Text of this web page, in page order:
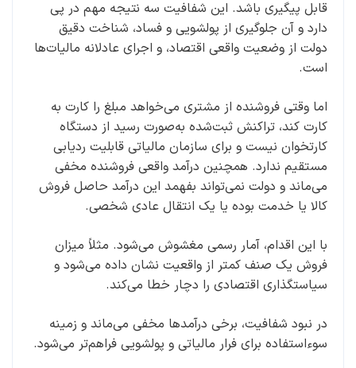
قابل پیگیری باشد. این شفافیت سه نتیجه مهم در پی
دارد و آن جلوگیری از پولشویی و فساد، شناخت دقیق
دولت از وضعیت واقعی اقتصاد، و اجرای عادلانه مالیات‌ها
است.
اما وقتی فروشنده از مشتری می‌خواهد مبلغ را کارت به
کارت کند، تراکنش ثبت‌شده به‌صورت رسید از دستگاه
کارتخوان نیست و برای سازمان مالیاتی قابلیت ردیابی
مستقیم ندارد. همچنین درآمد واقعی فروشنده مخفی
می‌ماند و دولت نمی‌تواند بفهمد این درآمد حاصل فروش
کالا یا خدمت بوده یا یک انتقال عادی شخصی.
با این اقدام، آمار رسمی مغشوش می‌شود. مثلاً میزان
فروش یک صنف کمتر از واقعیت نشان داده می‌شود و
سیاستگذاری اقتصادی را دچار خطا می‌کند.
در نبود شفافیت، برخی درآمدها مخفی می‌ماند و زمینه
سوءاستفاده برای فرار مالیاتی و پولشویی فراهم‌تر می‌شود.